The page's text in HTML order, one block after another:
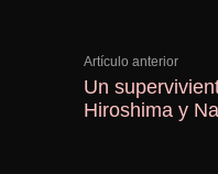
Artículo anterior
Un
Hiroshima y